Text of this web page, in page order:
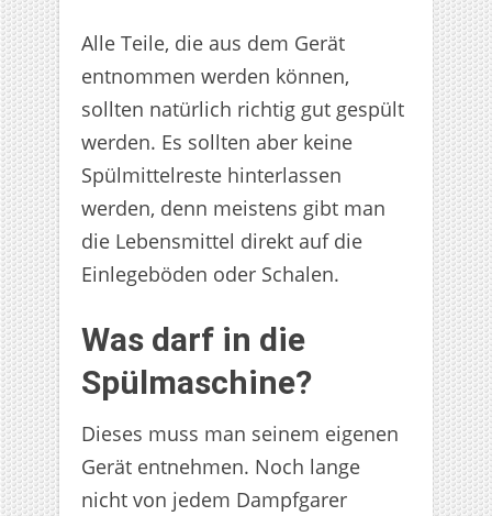
Alle Teile, die aus dem Gerät
entnommen werden können,
sollten natürlich richtig gut gespült
werden. Es sollten aber keine
Spülmittelreste hinterlassen
werden, denn meistens gibt man
die Lebensmittel direkt auf die
Einlegeböden oder Schalen.
Was darf in die
Spülmaschine?
Dieses muss man seinem eigenen
Gerät entnehmen. Noch lange
nicht von jedem Dampfgarer